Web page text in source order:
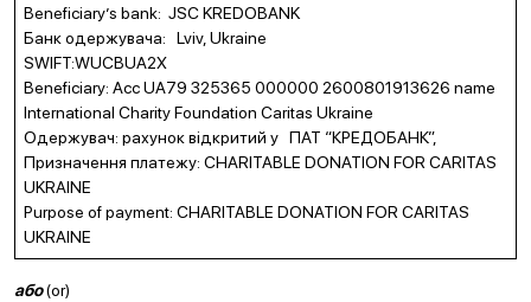
Beneficiary’s bank: JSC KREDOBANK
Банк одержувача: Lviv, Ukraine
SWIFT:WUCBUA2X
Beneficiary: Acc UA79 325365 000000 2600801913626 name
International Charity Foundation Caritas Ukraine
Одержувач: рахунок відкритий у ПАТ “КРЕДОБАНК”,
Призначення платежу: CHARITABLE DONATION FOR CARITAS
UKRAINE
Purpose of payment: CHARITABLE DONATION FOR CARITAS
UKRAINE
або(or)